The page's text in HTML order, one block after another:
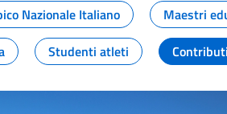
Nazionale Italiano
Maestri
Studenti atleti